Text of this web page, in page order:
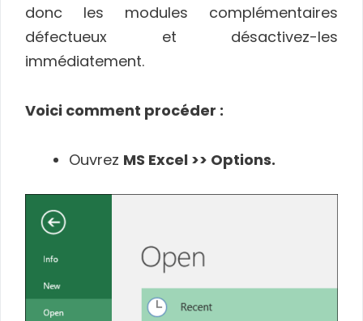
donc les modules complémentaires
défectueux et désactivez-les
immédiatement.
Voici comment procéder :
Ouvrez MS Excel >> Options.